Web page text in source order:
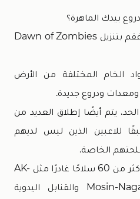
بيدك الماهرة؟
إذا كانت الإجابة بنعم، فقم بتنزيل Dawn of Zombies
الخام المختلفة من الأرض
ودروع جديدة.
يتم أيضًا إطلاق العديد من
للاعبين الذين ليس لديهم
الخاصة.
علاوة على ذلك، اجمع أكثر من 60 سلاحًا غادرًا مثل AK-
47 و M-16 و Mosin-Nagant والقنابل اليدوية